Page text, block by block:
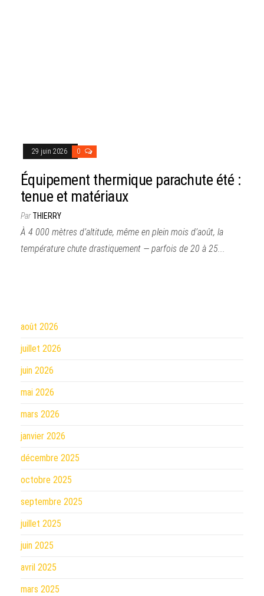
29 juin 2026 0
Équipement thermique parachute été :
tenue et matériaux
ParTHIERRY
À 4 000 mètres d’altitude, même en plein mois d’août, la
température chute drastiquement — parfois de 20 à 25...
août 2026
juillet 2026
juin 2026
mai 2026
mars 2026
janvier 2026
décembre 2025
octobre 2025
septembre 2025
juillet 2025
juin 2025
avril 2025
mars 2025